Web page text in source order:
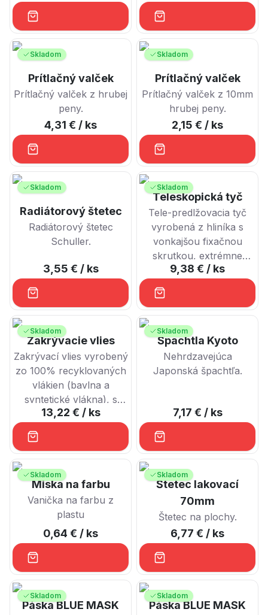
Skladom
Prítlačný valček
Prítlačný valček z hrubej
peny.
4,31 € / ks
Skladom
Prítlačný valček
Prítlačný valček z 10mm
hrubej peny.
2,15 € / ks
Skladom
Radiátorový štetec
Radiátorový štetec
Schuller.
3,55 € / ks
Skladom
Teleskopická tyč
Tele-predlžovacia tyč
vyrobená z hliníka s
vonkajšou fixačnou
skrutkou, extrémne
ľahká.
9,38 € / ks
Skladom
Zakrývacie vlies
Zakrývací vlies vyrobený
zo 100% recyklovaných
vlákien (bavlna a
syntetické vlákna), s
dobrou savosťou,
protišmyková fólia.
13,22 € / ks
Skladom
Špachtla Kyoto
Nehrdzavejúca
Japonská špachtľa.
7,17 € / ks
Skladom
Miska na farbu
Vanička na farbu z
plastu
0,64 € / ks
Skladom
Štetec lakovací
70mm
Štetec na plochy.
6,77 € / ks
Skladom
Páska BLUE MASK
Skladom
Páska BLUE MASK